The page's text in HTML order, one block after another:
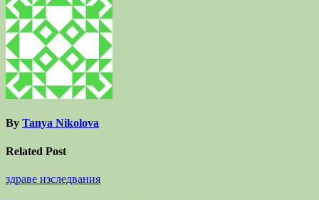
By Tanya Nikolova
Related Post
здраве изследвания